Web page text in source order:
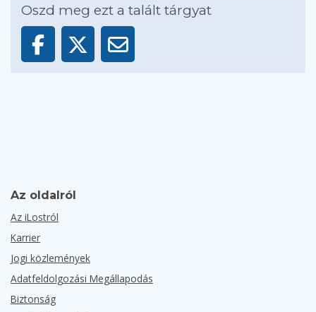
Oszd meg ezt a talált tárgyat
Az oldalról
Az iLostról
Karrier
Jogi közlemények
Adatfeldolgozási Megállapodás
Biztonság